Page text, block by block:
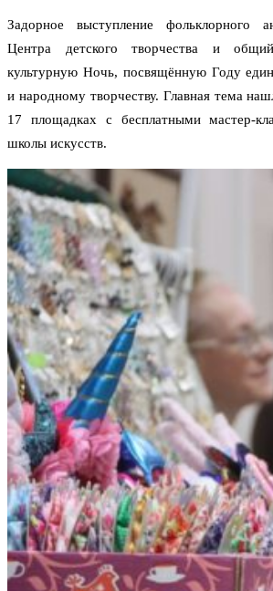
Задорное выступление фольклорного
Центра детского творчества и
культурную Ночь, посвящённую Году
и народному творчеству. Главная тема
17 площадках с бесплатными мастер-
школы искусств.